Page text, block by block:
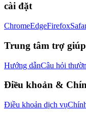
cài đặt
ChromeEdgeFirefox
Trung tâm trợ giúp
Hướng dẫnCâu hỏi
Điều khoản &
Điều khoản dịch vụ